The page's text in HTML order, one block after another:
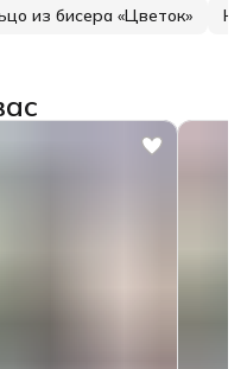
из бисера «Цветок»